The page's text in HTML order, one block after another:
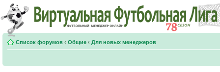
Список форумов ‹ Общие ‹ Для новых менеджеров